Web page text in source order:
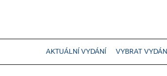
AKTUÁLNÍ VYDÁNÍ VYBRAT VYDÁNÍ